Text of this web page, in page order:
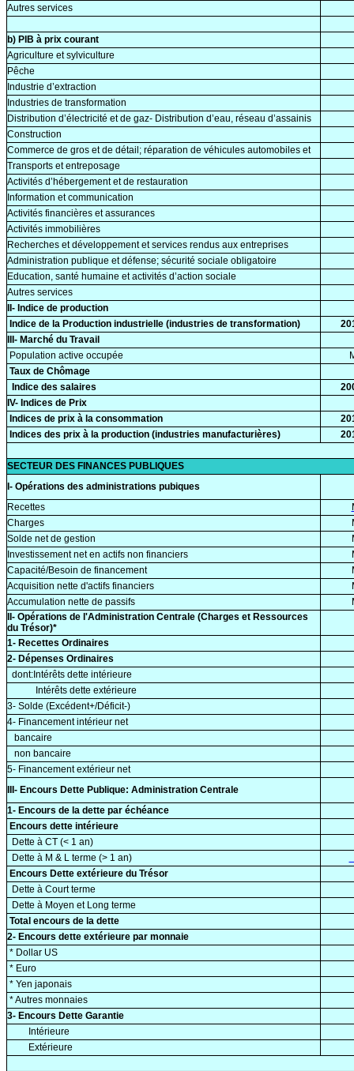
Autres services
b) PIB à prix courant
Agriculture et sylviculture
Pêche
Industrie d’extraction
Industries de transformation
Distribution d’électricité et de gaz- Distribution d’eau, réseau d’assainis
Construction
Commerce de gros et de détail; réparation de véhicules automobiles et
Transports et entreposage
Activités d’hébergement et de restauration
Information et communication
Activités financières et assurances
Activités immobilières
Recherches et développement et services rendus aux entreprises
Administration publique et défense; sécurité sociale obligatoire
Education, santé humaine et activités d’action sociale
Autres services
II- Indice de production
Indice de la Production industrielle (industries de transformation)
III- Marché du Travail
Population active occupée
Taux de Chômage
Indice des salaires
IV- Indices de Prix
Indices de prix à la consommation
Indices des prix à la production (industries manufacturières)
SECTEUR DES FINANCES PUBLIQUES
I- Opérations des administrations pubiques
Recettes
Charges
Solde net de gestion
Investissement net en actifs non financiers
Capacité/Besoin de financement
Acquisition nette d'actifs financiers
Accumulation nette de passifs
II- Opérations de l'Administration Centrale (Charges et Ressources
du Trésor)*
1- Recettes Ordinaires
2- Dépenses Ordinaires
dont:Intérêts dette intérieure
Intérêts dette extérieure
3- Solde (Excédent+/Déficit-)
4- Financement intérieur net
bancaire
non bancaire
5- Financement extérieur net
III- Encours Dette Publique: Administration Centrale
1- Encours de la dette par échéance
Encours dette intérieure
Dette à CT (< 1 an)
Dette à M & L terme (> 1 an)
Encours Dette extérieure du Trésor
Dette à Court terme
Dette à Moyen et Long terme
Total encours de la dette
2- Encours dette extérieure par monnaie
* Dollar US
* Euro
* Yen japonais
* Autres monnaies
3- Encours Dette Garantie
Intérieure
Extérieure